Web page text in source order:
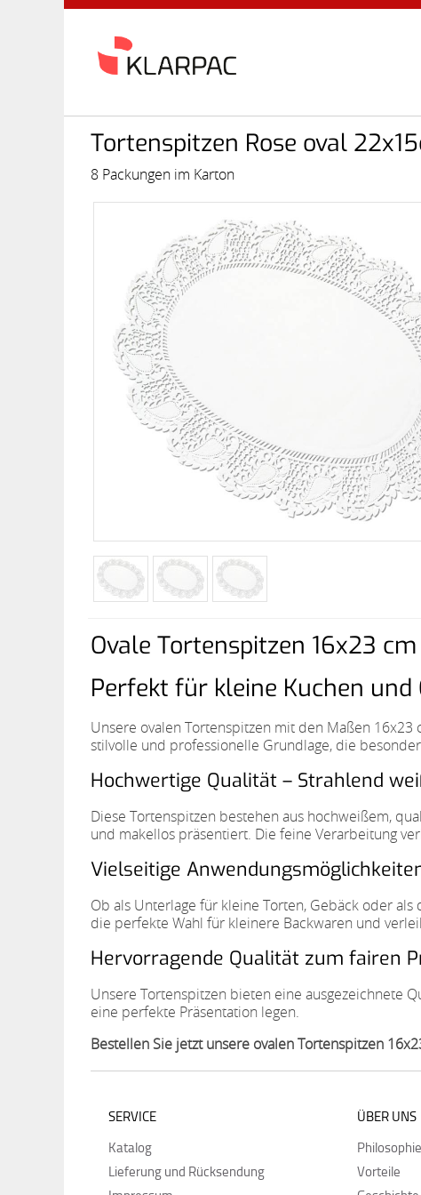
Tortenspitzen Rose oval
8 Packungen im Karton
Ovale Tortenspitzen 16x23
Perfekt für kleine Kuchen und
Unsere ovalen Tortenspitzen mit den Maßen
stilvolle und professionelle Grundlage, die
Hochwertige Qualität – Strahlend
Diese Tortenspitzen bestehen aus hochweißem,
und makellos präsentiert. Die feine Verarbeitung
Vielseitige
Ob als Unterlage für kleine Torten, Gebäck oder
die perfekte Wahl für kleinere Backwaren und
Hervorragende Qualität zum fairen
Unsere Tortenspitzen bieten eine ausgezeichnete
eine perfekte Präsentation legen.
Bestellen Sie jetzt unsere ovalen Tortenspitzen
SERVICE
Katalog
Lieferung und Rücksendung
ÜBER UNS
Philosophie
Vorteile